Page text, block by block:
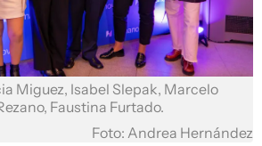
Miguez, Isabel Slepak, Marcelo
Faustina Furtado.
Foto: Andrea Hernández